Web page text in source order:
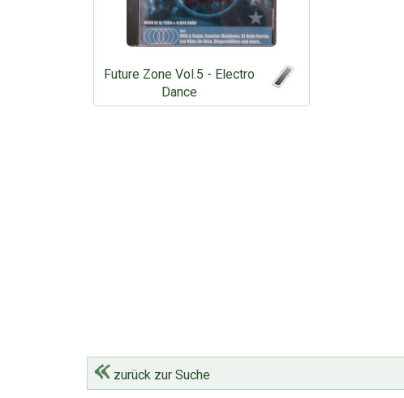
Future Zone Vol.5 - Electro
Dance
zurück zur Suche